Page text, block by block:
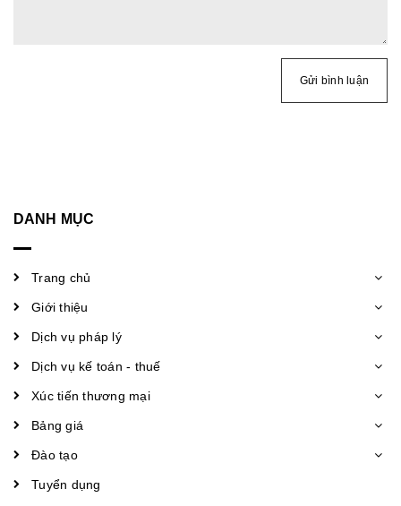
Gửi bình luận
DANH MỤC
Trang chủ
Giới thiệu
Dịch vụ pháp lý
Dịch vụ kế toán - thuế
Xúc tiến thương mại
Bảng giá
Đào tạo
Tuyển dụng